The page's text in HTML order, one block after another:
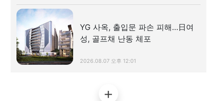
YG 사옥, 출입문 파손 피해…日여
성, 골프채 난동 체포
2026.08.07 오후 12:01